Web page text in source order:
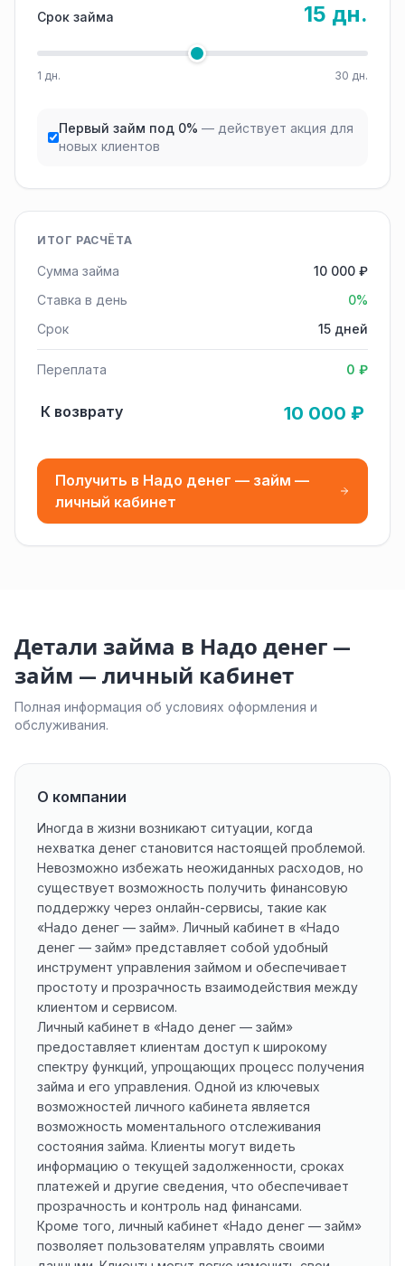
Срок займа 15 дн.
1 дн. 30 дн.
Первый займ под 0% — действует акция для
новых клиентов
ИТОГ РАСЧЁТА
Сумма займа
10 000 ₽
Ставка в день
0%
Срок
15 дней
Переплата 0 ₽
К возврату 10 000 ₽
Получить в Надо денег — займ —
личный кабинет
Детали займа в Надо денег —
займ — личный кабинет
Полная информация об условиях оформления и
обслуживания.
О компании
Иногда в жизни возникают ситуации, когда
нехватка денег становится настоящей проблемой.
Невозможно избежать неожиданных расходов, но
существует возможность получить финансовую
поддержку через онлайн-сервисы, такие как
«Надо денег — займ». Личный кабинет в «Надо
денег — займ» представляет собой удобный
инструмент управления займом и обеспечивает
простоту и прозрачность взаимодействия между
клиентом и сервисом.
Личный кабинет в «Надо денег — займ»
предоставляет клиентам доступ к широкому
спектру функций, упрощающих процесс получения
займа и его управления. Одной из ключевых
возможностей личного кабинета является
возможность моментального отслеживания
состояния займа. Клиенты могут видеть
информацию о текущей задолженности, сроках
платежей и другие сведения, что обеспечивает
прозрачность и контроль над финансами.
Кроме того, личный кабинет «Надо денег — займ»
позволяет пользователям управлять своими